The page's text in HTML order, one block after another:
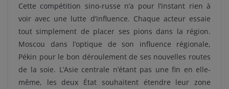
Cette compétition sino-russe n’a pour l’instant rien à
voir avec une lutte d’influence. Chaque acteur essaie
tout simplement de placer ses pions dans la région.
Moscou dans l’optique de son influence régionale,
Pékin pour le bon déroulement de ses nouvelles routes
de la soie. L’Asie centrale n’étant pas une fin en elle-
même, les deux État souhaitent étendre leur zone